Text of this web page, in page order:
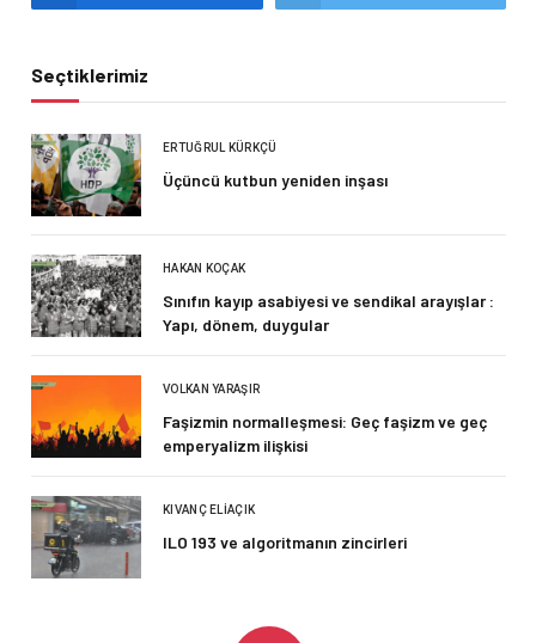
Seçtiklerimiz
ERTUĞRUL KÜRKÇÜ
Üçüncü kutbun yeniden inşası
HAKAN KOÇAK
Sınıfın kayıp asabiyesi ve sendikal arayışlar :
Yapı, dönem, duygular
VOLKAN YARAŞIR
Faşizmin normalleşmesi: Geç faşizm ve geç
emperyalizm ilişkisi
KIVANÇ ELIAÇIK
ILO 193 ve algoritmanın zincirleri